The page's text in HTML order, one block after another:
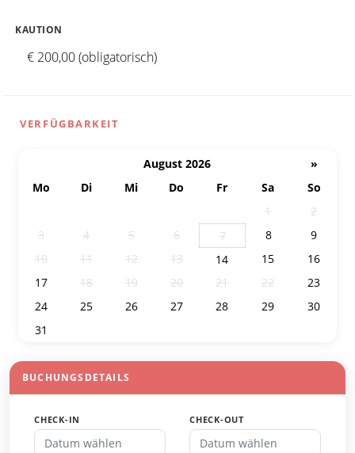
KAUTION
€ 200,00 (obligatorisch)
VERFÜGBARKEIT
August 2026
»
Mo
Di Mi Do Fr Sa
So
1
2
3
4 5 6 7 8
9
10
11 12 13 14 15
16
17
18 19 20 21 22
23
24
25 26 27 28 29
30
31
BUCHUNGSDETAILS
CHECK-IN CHECK-OUT